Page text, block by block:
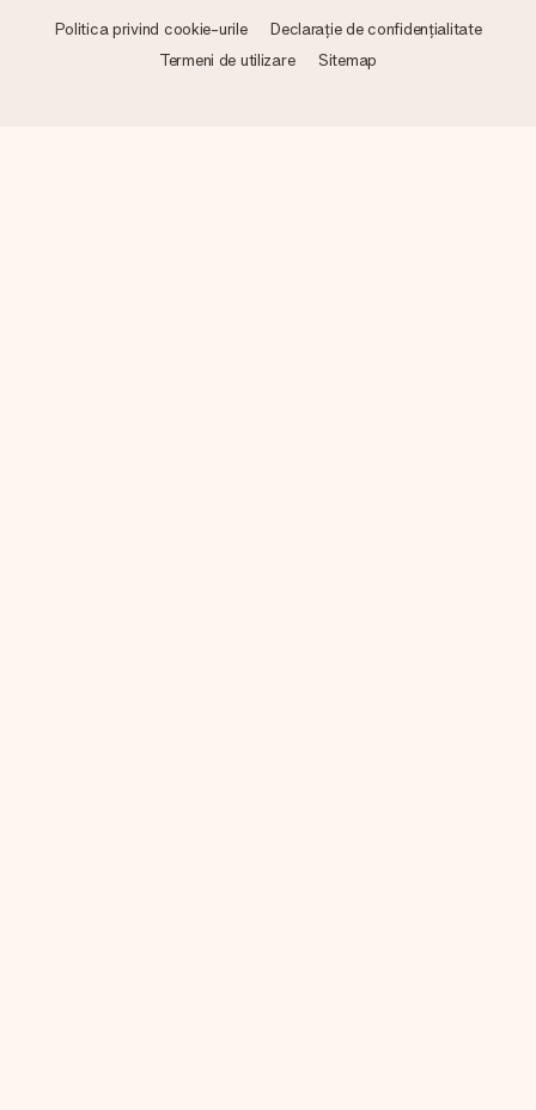
Politica privind cookie-urile
Declarație de confidențialitate
Termeni de utilizare
Sitemap